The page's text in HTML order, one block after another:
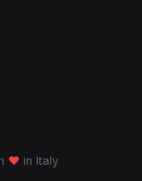
♥ in Italy